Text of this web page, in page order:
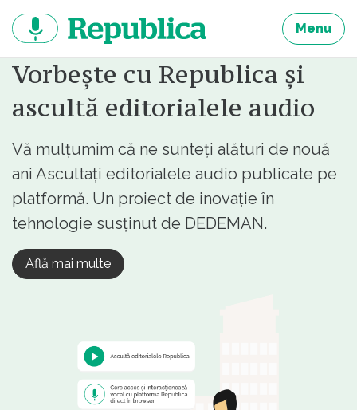
continut
Menu
Vorbește cu Republica și
ascultă editorialele audio
Vă mulțumim că ne sunteți alături de nouă
ani Ascultați editorialele audio publicate pe
platformă. Un proiect de inovație în
tehnologie susținut de DEDEMAN.
Află mai multe